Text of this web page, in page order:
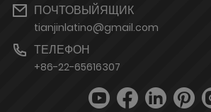
ПОЧТОВЫЙЯЩИК
tianjinlatino@gmail.com
ТЕЛЕФОН
+86-22-65616307